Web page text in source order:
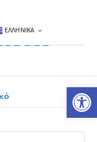
ΕΛΛΗΝΙΚΆ